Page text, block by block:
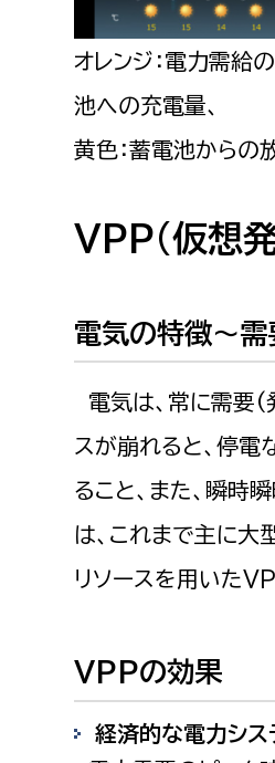
オレンジ：電力需給
池への充電量、
黄色：蓄電池からの
VPP(仮想
電気の特徴～需
電気は、常に需要(
スが崩れると、停電
ること、また、瞬時
は、これまで主に大
リソースを用いた
VPPの効果
経済的な電力シス